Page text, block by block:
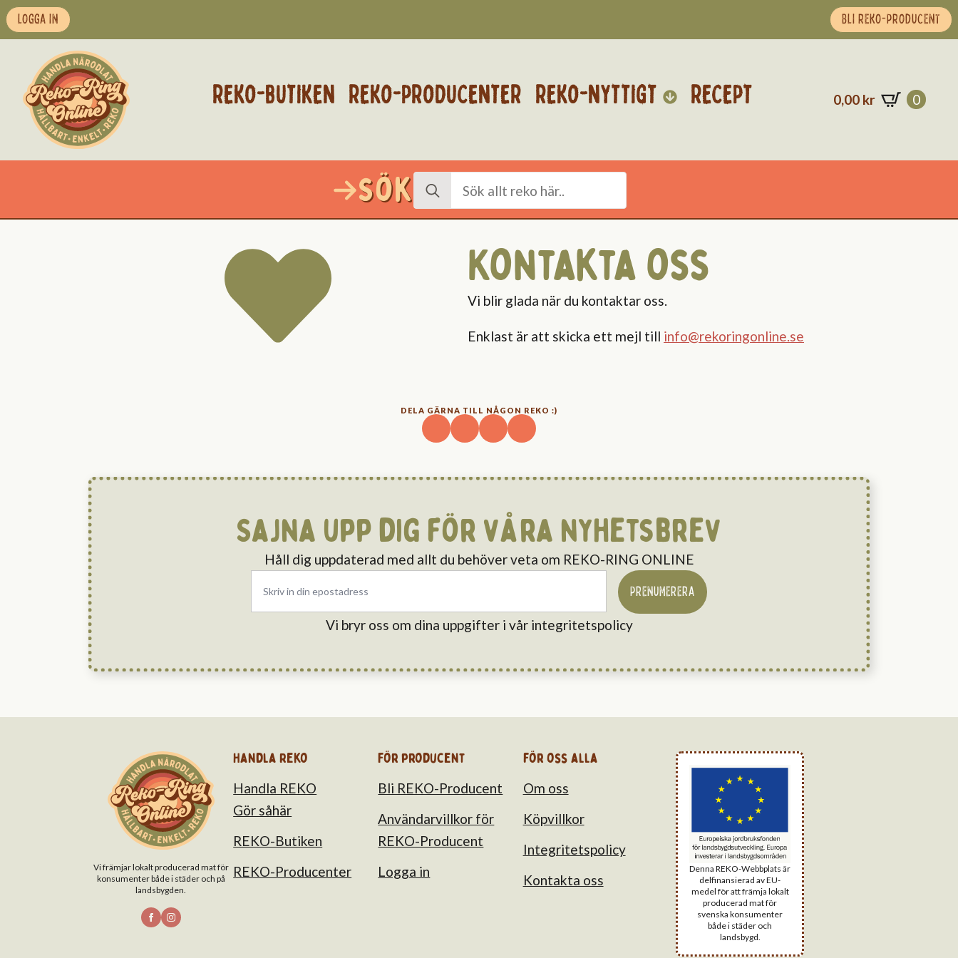
LOGGA IN BLI REKO-PRODUCENT
REKO-BUTIKEN REKO-PRODUCENTER REKO-NYTTIGT RECEPT 0,00 kr 0
Sök Search
for:
Kontakta oss
Vi blir glada när du kontaktar oss.
Enklast är att skicka ett mejl till info@rekoringonline.se
DELA GÄRNA TILL NÅGON REKO :)
Sajna upp dig för våra nyhetsbrev
Håll dig uppdaterad med allt du behöver veta om REKO-RING ONLINE
Email
PRENUMERERA
Vi bryr oss om dina uppgifter i vår integritetspolicy
Vi främjar lokalt producerad mat för
konsumenter både i städer och på
landsbygden.
Handla Reko
Handla REKO
Gör såhär
REKO-Butiken
REKO-Producenter
För producent
Bli REKO-Producent
Användarvillkor för
REKO-Producent
Logga in
för oss alla
Om oss
Köpvillkor
Integritetspolicy
Kontakta oss
Denna REKO-Webbplats är
delfinansierad av EU-
medel för att främja lokalt
producerad mat för
svenska konsumenter
både i städer och
landsbygd.